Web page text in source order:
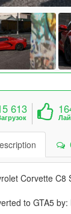
613
Corvette C8
to GTA5 by: